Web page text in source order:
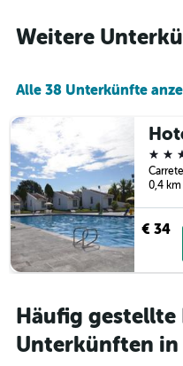
die
Zimmerpreis
Weitere
Alle 38 Unterkünfte
3
0,4
€ 34
Häufig gestellte
Unterkünften in